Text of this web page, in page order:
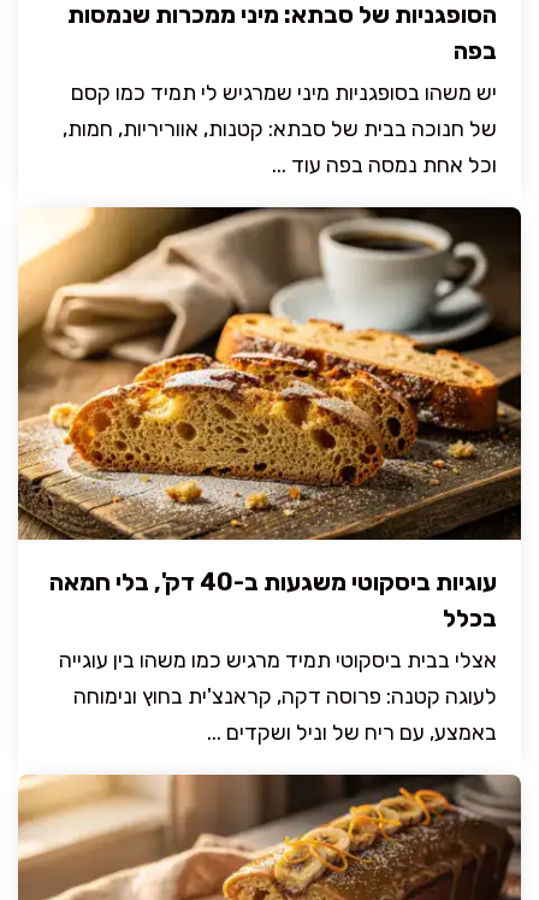
הסופגניות של סבתא: מיני ממכרות שנמסות
בפה
יש משהו בסופגניות מיני שמרגיש לי תמיד כמו קסם
של חנוכה בבית של סבתא: קטנות, אווריריות, חמות,
וכל אחת נמסה בפה עוד ...
עוגיות ביסקוטי משגעות ב-40 דק', בלי חמאה
בכלל
אצלי בבית ביסקוטי תמיד מרגיש כמו משהו בין עוגייה
לעוגה קטנה: פרוסה דקה, קראנצ'ית בחוץ ונימוחה
באמצע, עם ריח של וניל ושקדים ...